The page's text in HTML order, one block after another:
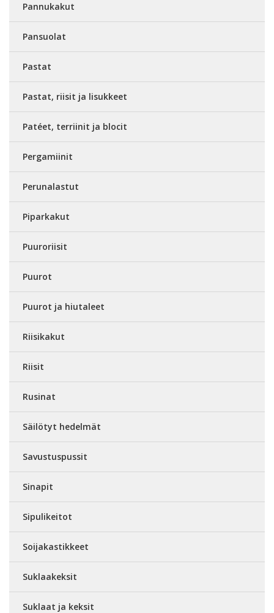
Pannukakut
Pansuolat
Pastat
Pastat, riisit ja lisukkeet
Patéet, terriinit ja blocit
Pergamiinit
Perunalastut
Piparkakut
Puuroriisit
Puurot
Puurot ja hiutaleet
Riisikakut
Riisit
Rusinat
Säilötyt hedelmät
Savustuspussit
Sinapit
Sipulikeitot
Soijakastikkeet
Suklaakeksit
Suklaat ja keksit